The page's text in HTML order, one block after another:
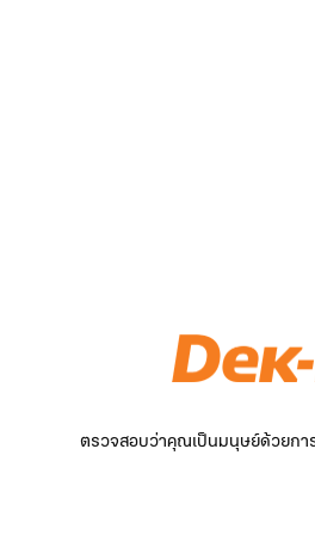
ตรวจสอบว่าคุณเป็นมนุษย์ด้วยกา